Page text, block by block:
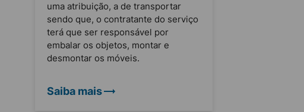
uma atribuição, a de transportar
sendo que, o contratante do serviço
terá que ser responsável por
embalar os objetos, montar e
desmontar os móveis.
Saiba mais